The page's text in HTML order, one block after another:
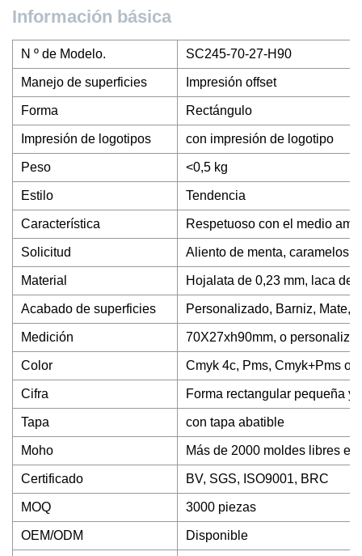
Información básica
N º de Modelo. SC245-70-27-H90
Manejo de superficies Impresión offset
Forma Rectángulo
Impresión de logotipos con impresión de logotipo
Peso <0,5 kg
Estilo Tendencia
Característica Respetuoso con el medio
Solicitud Aliento de menta, caramelos,
Material Hojalata de 0,23 mm, laca de
Acabado de superficies Personalizado, Barniz, Mate,
Medición 70X27xh90mm, o
Color Cmyk 4c, Pms, Cmyk+Pms o
Cifra Forma rectangular pequeña y
Tapa con tapa abatible
Moho Más de 2000 moldes libres
Certificado BV, SGS, ISO9001, BRC
MOQ 3000 piezas
OEM/ODM Disponible